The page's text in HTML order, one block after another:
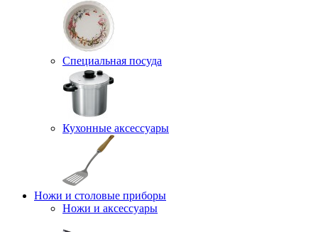
Специальная посуда
Кухонные аксессуары
Ножи и столовые приборы
Ножи и аксессуары